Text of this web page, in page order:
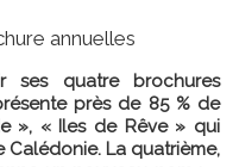
annuelles
ses quatre brochures
près de 85 % de
», « Iles de Rêve » qui
La quatrième,